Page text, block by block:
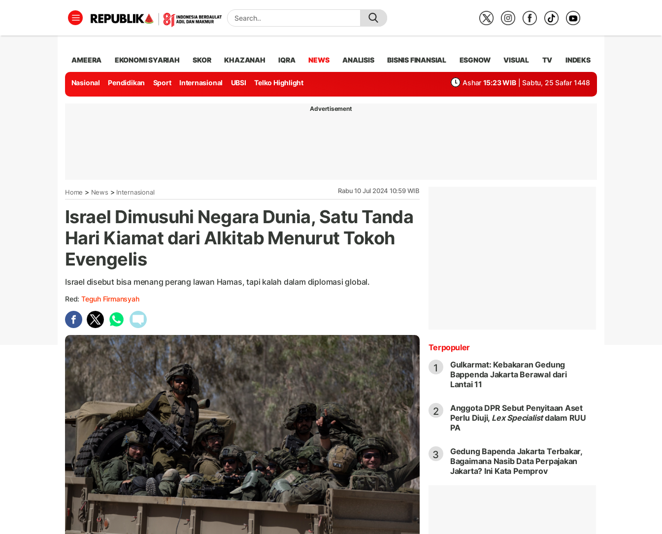
AMEERA EKONOMI SYARIAH SKOR KHAZANAH IQRA NEWS ANALISIS BISNIS FINANSIAL ESGNOW VISUAL TV INDEKS
Nasional Pendidikan Sport Internasional UBSI Telko Highlight Ashar 15:23 WIB | Sabtu, 25 Safar 1448
Advertisement
Home > News > Internasional Rabu 10 Jul 2024 10:59 WIB
Israel Dimusuhi Negara Dunia, Satu Tanda
Hari Kiamat dari Alkitab Menurut Tokoh
Evengelis
Israel disebut bisa menang perang lawan Hamas, tapi kalah dalam diplomasi global.
Red: Teguh Firmansyah
Terpopuler
1
Gulkarmat: Kebakaran Gedung
Bappenda Jakarta Berawal dari
Lantai 11
2
Anggota DPR Sebut Penyitaan Aset
Perlu Diuji, Lex Specialistdalam RUU
PA
3
Gedung Bapenda Jakarta Terbakar,
Bagaimana Nasib Data Perpajakan
Jakarta? Ini Kata Pemprov